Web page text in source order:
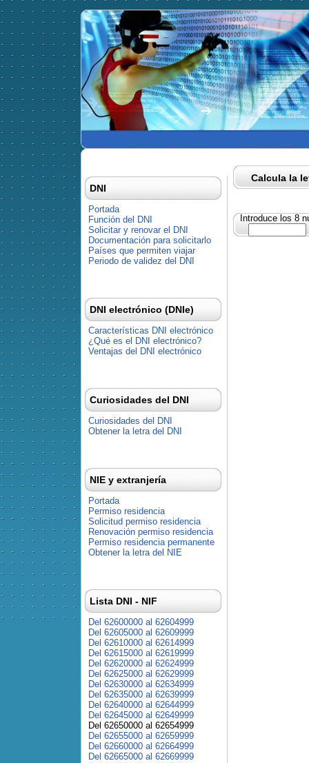
Calcula la
Introduce los 8
DNI
Portada
Función del DNI
Solicitar y renovar el DNI
Documentación para solicitarlo
Países que permiten viajar
Periodo de validez del DNI
DNI electrónico (DNIe)
Características DNI electrónico
¿Qué es el DNI electrónico?
Ventajas del DNI electrónico
Curiosidades del DNI
Curiosidades del DNI
Obtener la letra del DNI
NIE y extranjería
Portada
Permiso residencia
Solicitud permiso residencia
Renovación permiso residencia
Permiso residencia permanente
Obtener la letra del NIE
Lista DNI - NIF
Del 62600000 al 62604999
Del 62605000 al 62609999
Del 62610000 al 62614999
Del 62615000 al 62619999
Del 62620000 al 62624999
Del 62625000 al 62629999
Del 62630000 al 62634999
Del 62635000 al 62639999
Del 62640000 al 62644999
Del 62645000 al 62649999
Del 62650000 al 62654999
Del 62655000 al 62659999
Del 62660000 al 62664999
Del 62665000 al 62669999